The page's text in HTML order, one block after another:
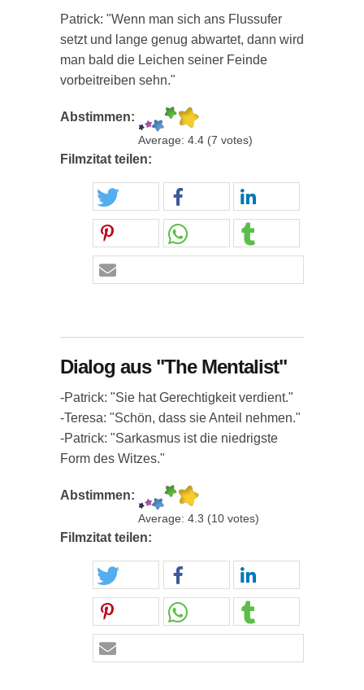
Patrick: "Wenn man sich ans Flussufer
setzt und lange genug abwartet, dann wird
man bald die Leichen seiner Feinde
vorbeitreiben sehn."
Abstimmen:
Average: 4.4 (7 votes)
Filmzitat teilen:
Dialog aus "The Mentalist"
-Patrick: "Sie hat Gerechtigkeit verdient."
-Teresa: "Schön, dass sie Anteil nehmen."
-Patrick: "Sarkasmus ist die niedrigste
Form des Witzes."
Abstimmen:
Average: 4.3 (10 votes)
Filmzitat teilen: